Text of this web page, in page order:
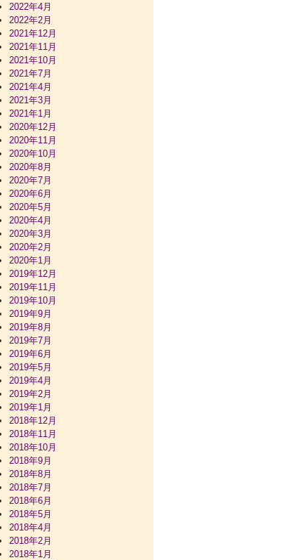
2022年4月
2022年2月
2021年12月
2021年11月
2021年10月
2021年7月
2021年4月
2021年3月
2021年1月
2020年12月
2020年11月
2020年10月
2020年8月
2020年7月
2020年6月
2020年5月
2020年4月
2020年3月
2020年2月
2020年1月
2019年12月
2019年11月
2019年10月
2019年9月
2019年8月
2019年7月
2019年6月
2019年5月
2019年4月
2019年2月
2019年1月
2018年12月
2018年11月
2018年10月
2018年9月
2018年8月
2018年7月
2018年6月
2018年5月
2018年4月
2018年2月
2018年1月